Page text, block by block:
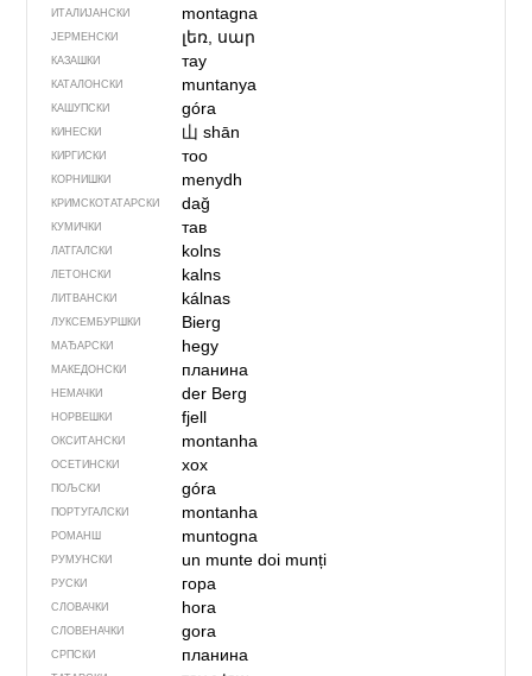
ИТАЛИЈАНСКИ montagna
ЈЕРМЕНСКИ լեռ, սար
КАЗАШКИ тау
КАТАЛОНСКИ muntanya
КАШУПСКИ góra
КИНЕСКИ 山shān
КИРГИСКИ тоо
КОРНИШКИ menydh
КРИМСКОТАТАРСКИ dağ
КУМИЧКИ тав
ЛАТГАЛСКИ kolns
ЛЕТОНСКИ kalns
ЛИТВАНСКИ kálnas
ЛУКСЕМБУРШКИ Bierg
МАЂАРСКИ hegy
МАКЕДОНСКИ планина
НЕМАЧКИ der Berg
НОРВЕШКИ fjell
ОКСИТАНСКИ montanha
ОСЕТИНСКИ хох
ПОЉСКИ góra
ПОРТУГАЛСКИ montanha
РОМАНШ muntogna
РУМУНСКИ un muntedoi munți
РУСКИ гора
СЛОВАЧКИ hora
СЛОВЕНАЧКИ gora
СРПСКИ планина